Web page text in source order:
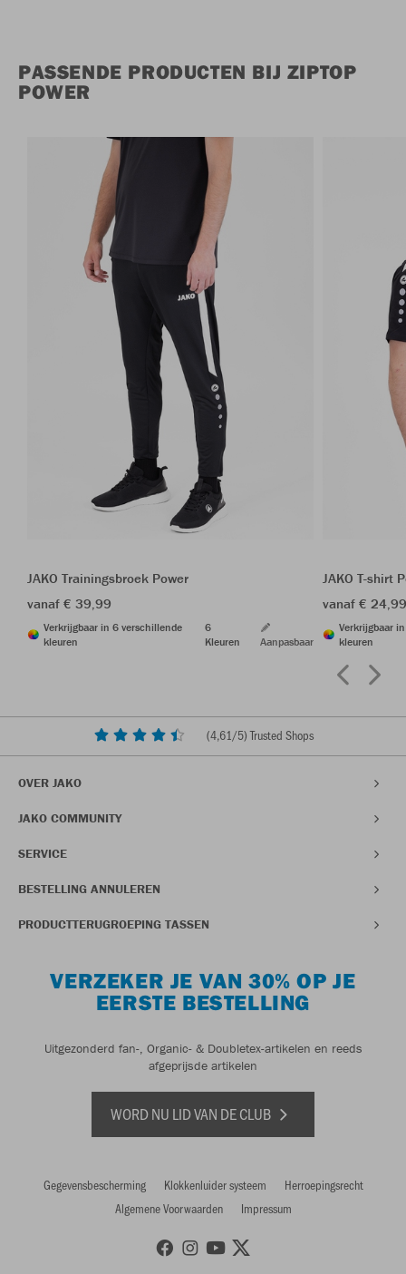
PASSENDE PRODUCTEN BIJ ZIPTOP
POWER
JAKO Trainingsbroek Power
vanaf € 39,99
Verkrijgbaar in 6 verschillende
kleuren
6
Kleuren
Aanpasbaar
JAKO T-shirt
vanaf €
Verkrijgbaar
kleuren
(4,61/5) Trusted Shops
OVER JAKO
JAKO COMMUNITY
SERVICE
BESTELLING ANNULEREN
PRODUCTTERUGROEPING TASSEN
VERZEKER JE VAN 30% OP JE
EERSTE BESTELLING
Uitgezonderd fan-, Organic- & Doubletex-artikelen en reeds
afgeprijsde artikelen
WORD NU LID VAN DE CLUB
Gegevensbescherming Klokkenluider systeem
Herroepingsrecht
Algemene Voorwaarden
Impressum